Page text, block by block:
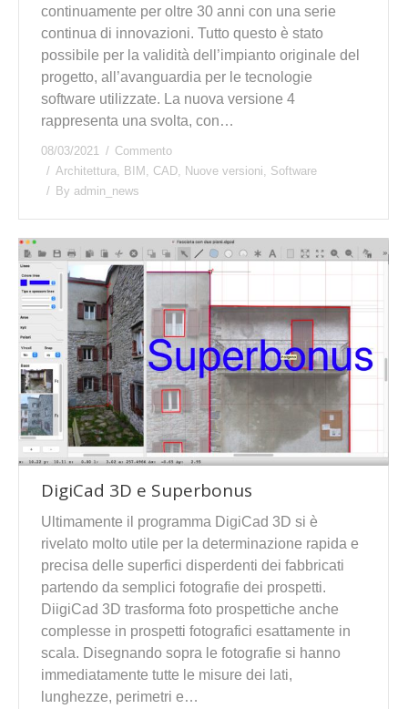
continuamente per oltre 30 anni con una serie
continua di innovazioni. Tutto questo è stato
possibile per la validità dell’impianto originale del
progetto, all’avanguardia per le tecnologie
software utilizzate. La nuova versione 4
rappresenta una svolta, con…
08/03/2021
Commento
Architettura
BIM CAD Nuove versioni
Software
By admin_news
DigiCad 3D e Superbonus
Ultimamente il programma DigiCad 3D si è
rivelato molto utile per la determinazione rapida e
precisa delle superfici disperdenti dei fabbricati
partendo da semplici fotografie dei prospetti.
DiigiCad 3D trasforma foto prospettiche anche
complesse in prospetti fotografici esattamente in
scala. Disegnando sopra le fotografie si hanno
immediatamente tutte le misure dei lati,
lunghezze, perimetri e…